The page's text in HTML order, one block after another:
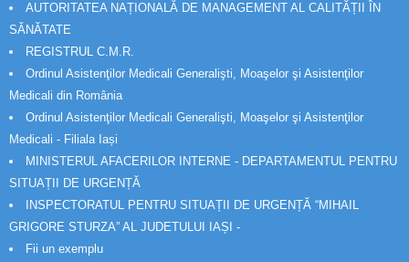
AUTORITATEA NAȚIONALĂ DE MANAGEMENT AL CALITĂȚII ÎN
SĂNĂTATE
REGISTRUL C.M.R.
Ordinul Asistenţilor Medicali Generalişti, Moaşelor şi Asistenţilor
Medicali din România
Ordinul Asistenţilor Medicali Generalişti, Moaşelor şi Asistenţilor
Medicali - Filiala Iași
MINISTERUL AFACERILOR INTERNE - DEPARTAMENTUL PENTRU
SITUAȚII DE URGENȚĂ
INSPECTORATUL PENTRU SITUAȚII DE URGENȚĂ “MIHAIL
GRIGORE STURZA” AL JUDETULUI IAȘI -
Fii un exemplu